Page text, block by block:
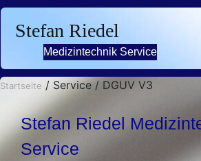
Stefan Riedel
Medizintechnik Service
Startseite / Service / DGUV V3
Stefan Riedel
Service